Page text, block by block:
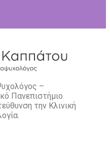
–
Πανεπιστήμιο
την Kλινική